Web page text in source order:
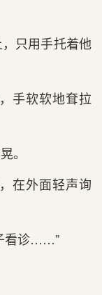
只用手托着他
手软软地耷拉
。
在外面轻声询
看诊……”